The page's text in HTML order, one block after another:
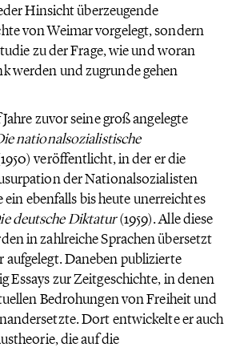
Hinsicht überzeugende
von Weimar vorgelegt, sondern
zu der Frage, wie und woran
werden und zugrunde gehen
zuvor seine groß angelegte
nationalsozialistische
veröffentlicht, in der er die
der Nationalsozialisten
ebenfalls bis heute unerreichtes
deutsche Diktatur(1959). Alle diese
in zahlreiche Sprachen übersetzt
Daneben publizierte
Essays zur Zeitgeschichte, in denen
Bedrohungen von Freiheit und
Dort entwickelte er auch
die auf die